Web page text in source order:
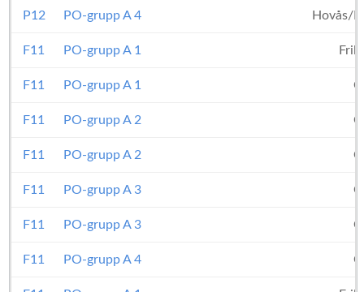
P12 PO-grupp A 4 Hovås/
F11 PO-grupp A 1
F11 PO-grupp A 1
F11 PO-grupp A 2
F11 PO-grupp A 2
F11 PO-grupp A 3
F11 PO-grupp A 3
F11 PO-grupp A 4